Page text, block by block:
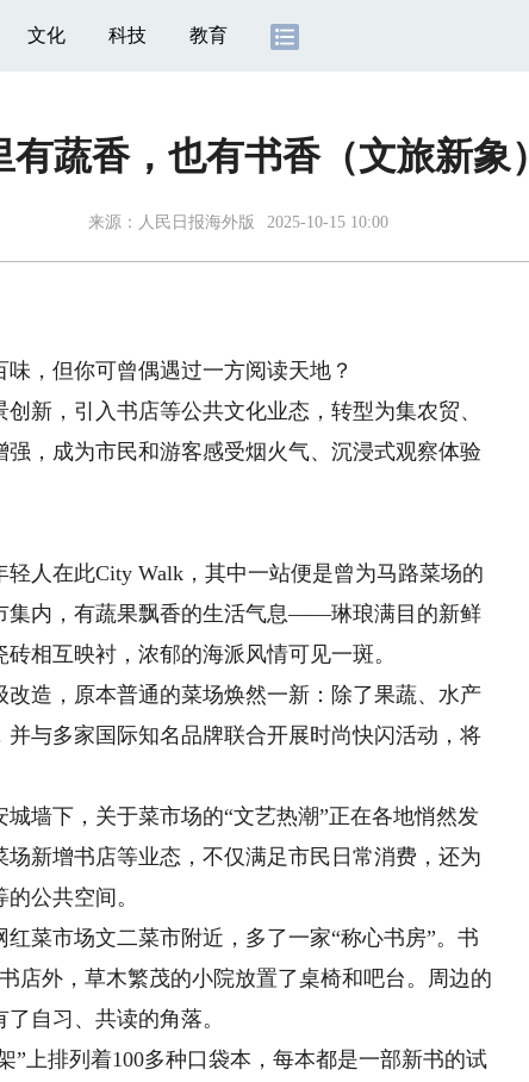
文化 科技 教育
有蔬香，也有书香（文旅新象）
来源： 人民日报海外版 2025-10-15 10:00
，但你可曾偶遇过一方阅读天地？
，引入书店等公共文化业态，转型为集农贸、
，成为市民和游客感受烟火气、沉浸式观察体验
在此City Walk，其中一站便是曾为马路菜场的
集内，有蔬果飘香的生活气息——琳琅满目的新鲜
相互映衬，浓郁的海派风情可见一斑。
造，原本普通的菜场焕然一新：除了果蔬、水产
与多家国际知名品牌联合开展时尚快闪活动，将
下，关于菜市场的“文艺热潮”正在各地悄然发
新增书店等业态，不仅满足市民日常消费，还为
公共空间。
市场文二菜市附近，多了一家“称心书房”。书
店外，草木繁茂的小院放置了桌椅和吧台。周边的
自习、共读的角落。
排列着100多种口袋本，每本都是一部新书的试